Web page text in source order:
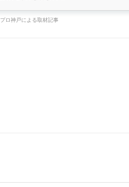
ロ神戸による取材記事